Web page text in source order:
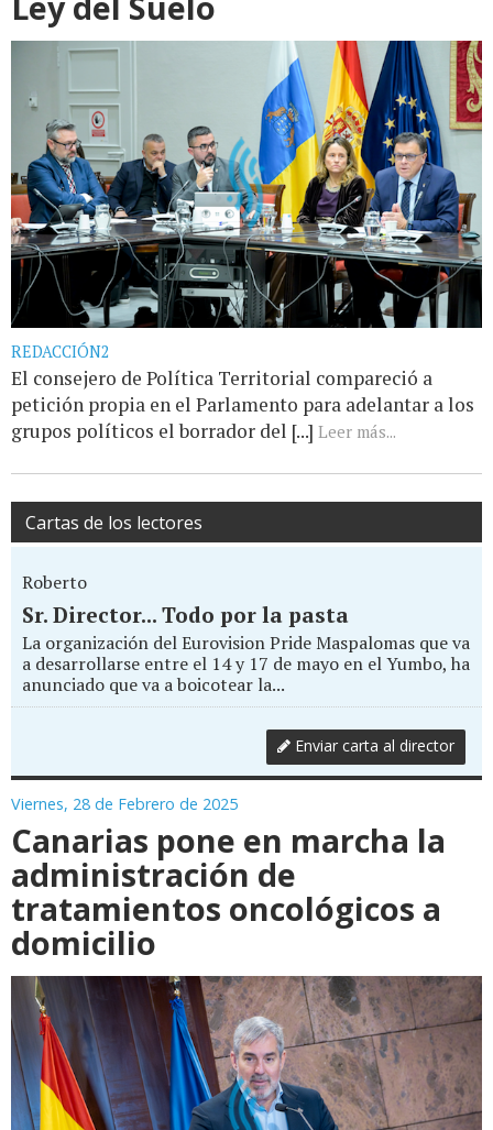
REDACCIÓN2
El consejero de Política Territorial compareció a
petición propia en el Parlamento para adelantar a los
grupos políticos el borrador del [...] Leer más...
Cartas de los lectores
Roberto
Sr. Director... Todo por la pasta
La organización del Eurovision Pride Maspalomas que va
a desarrollarse entre el 14 y 17 de mayo en el Yumbo, ha
anunciado que va a boicotear la...
Enviar carta al director
Viernes, 28 de Febrero de 2025
Canarias pone en marcha la
administración de
tratamientos oncológicos a
domicilio